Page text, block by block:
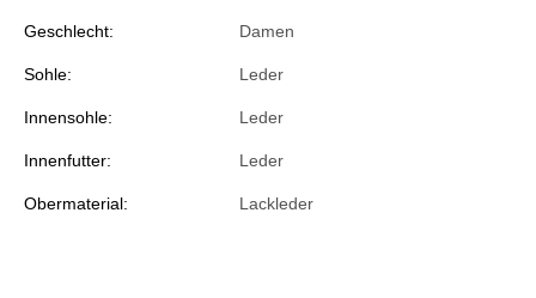
Geschlecht: Damen
Sohle: Leder
Innensohle: Leder
Innenfutter: Leder
Obermaterial: Lackleder